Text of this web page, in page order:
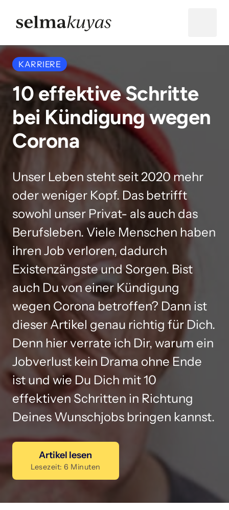
KARRIERE
10 effektive Schritte
bei Kündigung wegen
Corona
Unser Leben steht seit 2020 mehr
oder weniger Kopf. Das betrifft
sowohl unser Privat- als auch das
Berufsleben. Viele Menschen haben
ihren Job verloren, dadurch
Existenzängste und Sorgen. Bist
auch Du von einer Kündigung
wegen Corona betroffen? Dann ist
dieser Artikel genau richtig für Dich.
Denn hier verrate ich Dir, warum ein
Jobverlust kein Drama ohne Ende
ist und wie Du Dich mit 10
effektiven Schritten in Richtung
Deines Wunschjobs bringen kannst.
Artikel lesen
Lesezeit: 6 Minuten